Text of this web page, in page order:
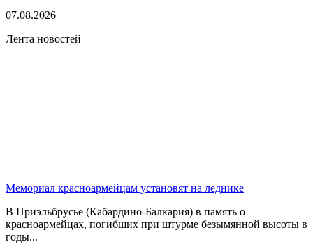
07.08.2026
Лента новостей
Мемориал красноармейцам установят на леднике
В Приэльбрусье (Кабардино-Балкария) в память о
красноармейцах, погибших при штурме безымянной высоты в
годы...